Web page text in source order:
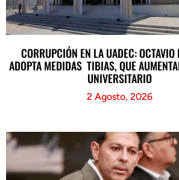
CORRUPCIÓN EN LA UADEC: OCTAVIO
ADOPTA MEDIDAS TIBIAS, QUE
UNIVERSITARIO
2 Agosto, 2026